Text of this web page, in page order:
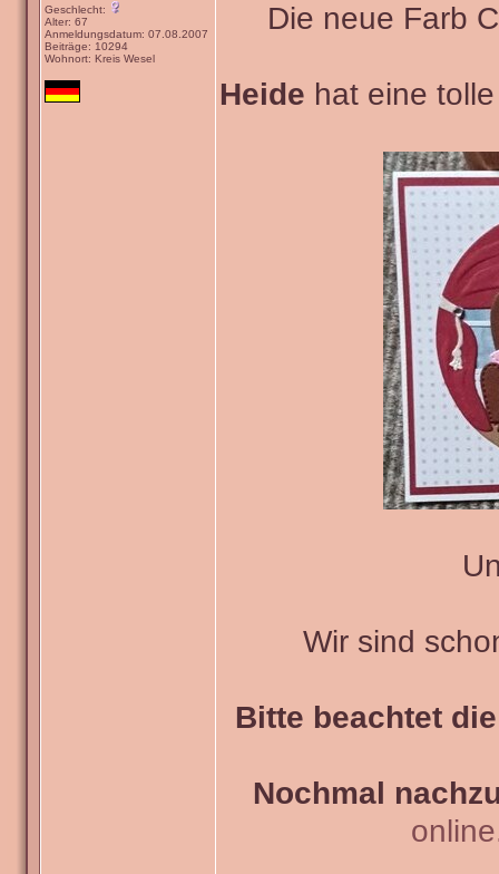
Geschlecht:
Alter: 67
Anmeldungsdatum: 07.08.2007
Beiträge: 10294
Wohnort: Kreis Wesel
Die neue Farb
Heide hat eine
Wir sind
Bitte beachtet
Nochmal